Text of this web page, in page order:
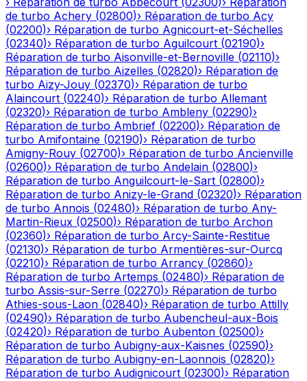
de turbo Achery (02800)› Réparation de turbo Acy
(02200)› Réparation de turbo Agnicourt-et-Séchelles
(02340)› Réparation de turbo Aguilcourt (02190)›
Réparation de turbo Aisonville-et-Bernoville (02110)›
Réparation de turbo Aizelles (02820)› Réparation de
turbo Aizy-Jouy (02370)› Réparation de turbo
Alaincourt (02240)› Réparation de turbo Allemant
(02320)› Réparation de turbo Ambleny (02290)›
Réparation de turbo Ambrief (02200)› Réparation de
turbo Amifontaine (02190)› Réparation de turbo
Amigny-Rouy (02700)› Réparation de turbo Ancienville
(02600)› Réparation de turbo Andelain (02800)›
Réparation de turbo Anguilcourt-le-Sart (02800)›
Réparation de turbo Anizy-le-Grand (02320)› Réparation
de turbo Annois (02480)› Réparation de turbo Any-
Martin-Rieux (02500)› Réparation de turbo Archon
(02360)› Réparation de turbo Arcy-Sainte-Restitue
(02130)› Réparation de turbo Armentières-sur-Ourcq
(02210)› Réparation de turbo Arrancy (02860)›
Réparation de turbo Artemps (02480)› Réparation de
turbo Assis-sur-Serre (02270)› Réparation de turbo
Athies-sous-Laon (02840)› Réparation de turbo Attilly
(02490)› Réparation de turbo Aubencheul-aux-Bois
(02420)› Réparation de turbo Aubenton (02500)›
Réparation de turbo Aubigny-aux-Kaisnes (02590)›
Réparation de turbo Aubigny-en-Laonnois (02820)›
Réparation de turbo Audignicourt (02300)› Réparation